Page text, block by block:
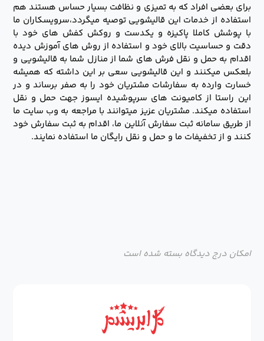
برای بعضی افراد که به تمیزی و نظافت بسیار حساس هستند هم
استفاده از خدمات این قالیشویی توصیه میگردد،سرویسکاران ما
با پوشش کاملا پاکیزه و یکدست و روکش کفش های خود با
دقت و حساسیت بالای خود و استفاده از روش های آموزش دیده
اقدام به حمل و نقل فرش های شما از منازل شما به قالیشویی و
بلعکس میکنند و این قالیشویی سعی بر این داشته که همیشه
خسارت وارده به سفارشات مشتریان خود را به صفر برساند و در
این راستا از کامیونت های سرپوشیده ایسوز جهت حمل و نقل
استفاده میکند. مشتریان عزیز میتوانند با مراجعه به وب سایت ما
از طریق سامانه ثبت سفارش آنلاین ما، اقدام به ثبت سفارش خود
کنند و از تخفیفات ما و حمل و نقل رایگان ما استفاده نمایند.
امکان درج دیدگاه بسته شده است